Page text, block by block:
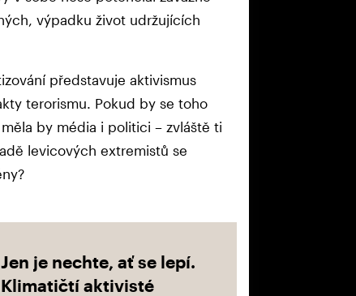
výpadku život udržujících
představuje aktivismus
terorismu. Pokud by se toho
by média i politici – zvláště ti
levicových extremistů se
Jen je nechte, ať se lepí.
Klimatičtí aktivisté